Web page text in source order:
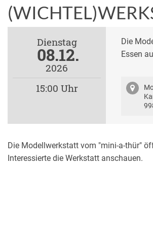
Dienstag
08.12.
2026
15:00 Uhr
Die
Essen
Die Modellwerkstatt vom "mini-a-thür"
Interessierte die Werkstatt anschauen.